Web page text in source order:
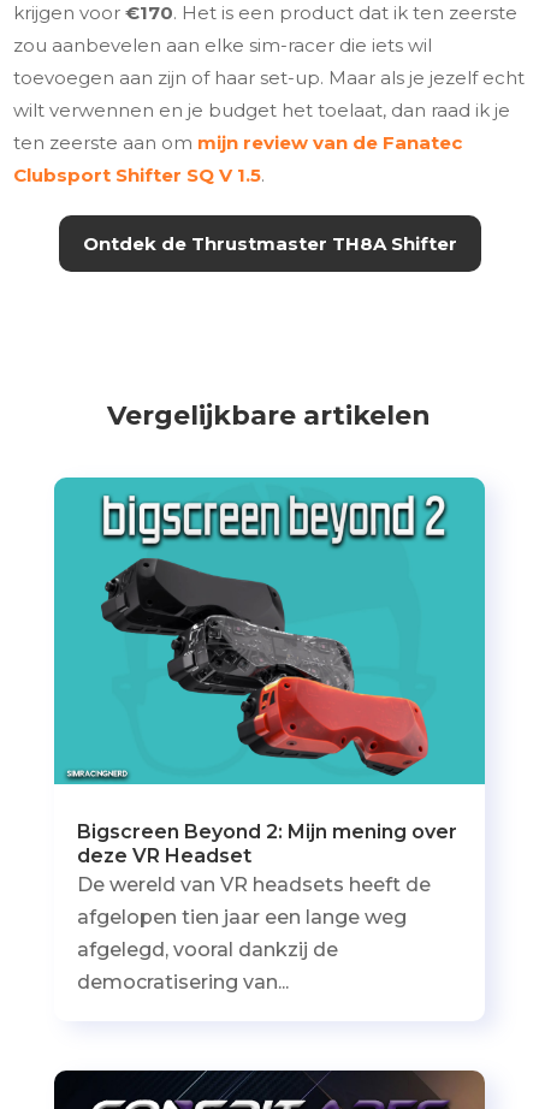
krijgen voor€170. Het is een product dat ik ten zeerste
zou aanbevelen aan elke sim-racer die iets wil
toevoegen aan zijn of haar set-up. Maar als je jezelf echt
wilt verwennen en je budget het toelaat, dan raad ik je
ten zeerste aan om mijn review van de Fanatec
Clubsport Shifter SQ V 1.5.
Ontdek de Thrustmaster TH8A Shifter
Vergelijkbare artikelen
Bigscreen Beyond 2: Mijn mening over
deze VR Headset
De wereld van VR headsets heeft de
afgelopen tien jaar een lange weg
afgelegd, vooral dankzij de
democratisering van...